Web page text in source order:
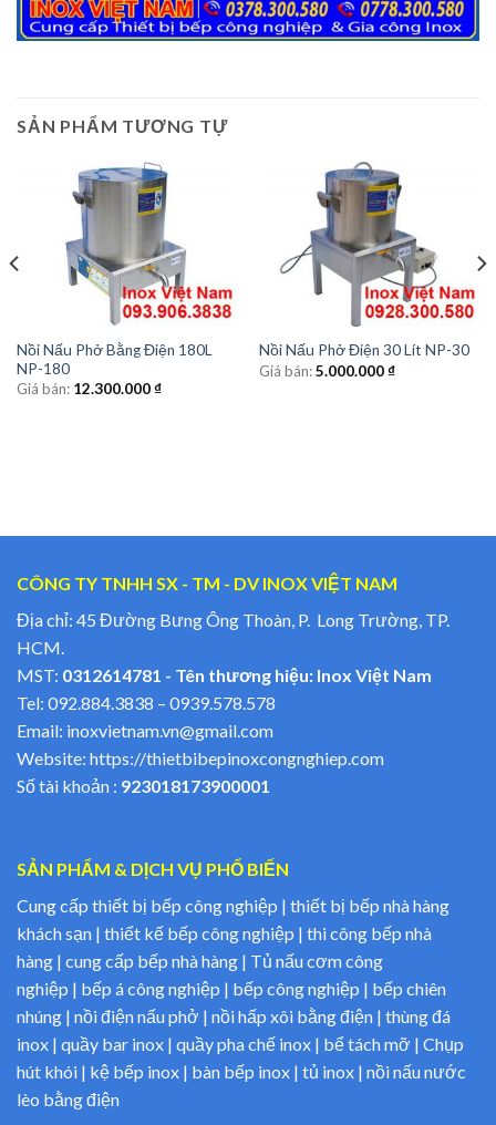
SẢN PHẨM TƯƠNG TỰ
Nồi Nấu Phở Bằng Điện 180L
NP-180
Giá bán: 12.300.000₫
Nồi Nấu Phở Điện 30 Lít NP-30
Giá bán:5.000.000₫
CÔNG TY TNHH SX - TM - DV INOX VIỆT NAM
Địa chỉ: 45 Đường Bưng Ông Thoàn, P. Long Trường, TP.
HCM.
MST: 0312614781 - Tên thương hiệu: Inox Việt Nam
Tel: 092.884.3838 – 0939.578.578
Email: inoxvietnam.vn@gmail.com
Website: https://thietbibepinoxcongnghiep.com
Số tài khoản : 923018173900001
SẢN PHẨM & DỊCH VỤ PHỔ BIẾN
Cung cấp thiết bị bếp công nghiệp | thiết bị bếp nhà hàng
khách sạn | thiết kế bếp công nghiệp | thi công bếp nhà
hàng | cung cấp bếp nhà hàng | Tủ nấu cơm công
nghiệp | bếp á công nghiệp | bếp công nghiệp | bếp chiên
nhúng | nồi điện nấu phở | nồi hấp xôi bằng điện | thùng đá
inox | quầy bar inox | quầy pha chế inox | bể tách mỡ | Chụp
hút khói | kệ bếp inox | bàn bếp inox | tủ inox | nồi nấu nước
lèo bằng điện